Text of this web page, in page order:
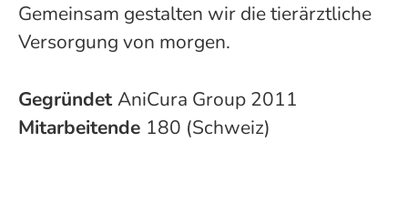
Gemeinsam gestalten wir die tierärztliche
Versorgung von morgen.
GegründetAniCura Group 2011
Mitarbeitende 180 (Schweiz)